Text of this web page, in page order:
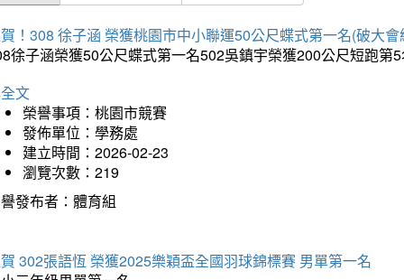
！308 徐子涵 榮獲桃園市中小聯運50公尺蝶式第一名(破大會
徐子涵榮獲50公尺蝶式第一名502吳鎮宇榮獲200公尺短跑
文
榮譽事項：桃園市競賽
發佈單位：學務處
建立時間：2026-02-23
瀏覽次數：219
發布者：體育組
302張語恆 榮獲2025樂穎盃全國羽球錦標賽 男單第一名